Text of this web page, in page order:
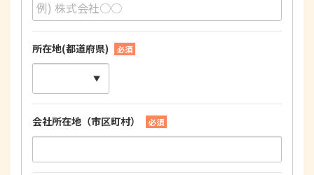
所在地(都道府県) 必須
会社所在地（市区町村） 必須